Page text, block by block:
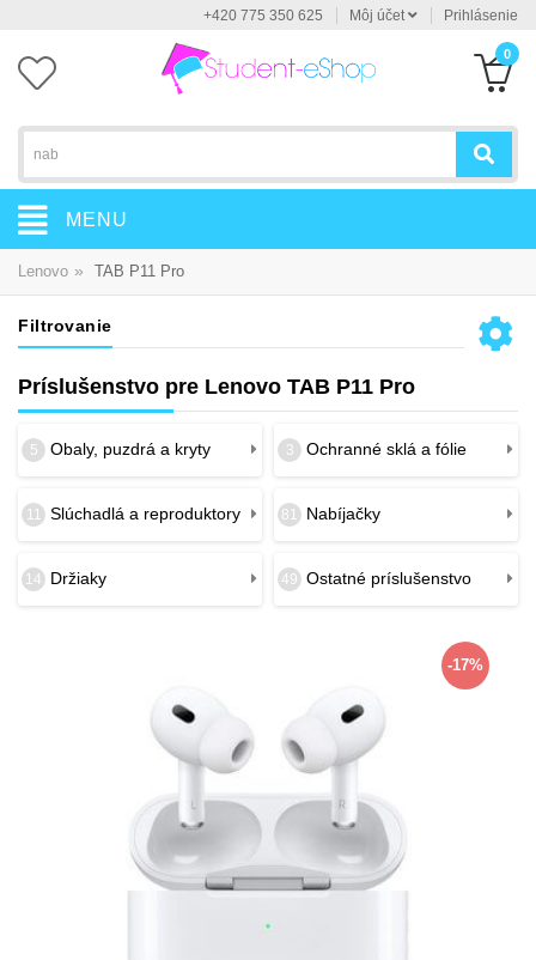
+420 775 350 625 Môj účet Prihlásenie
0
MENU
Lenovo » TAB P11 Pro
Filtrovanie
Príslušenstvo pre Lenovo TAB P11 Pro
5 Obaly, puzdrá a kryty 3 Ochranné sklá a fólie
11 Slúchadlá a reproduktory 81 Nabíjačky
14 Držiaky 49 Ostatné príslušenstvo
-17%